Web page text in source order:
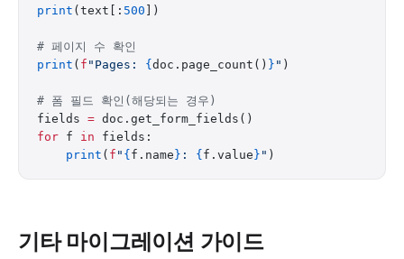
print (text[: 500 ])
# 페이지 수 확인
print ( f "Pages: { doc.page_count() } " )
# 폼 필드 확인(해당되는 경우)
fields = doc.get_form_fields()
for f in fields:
    print
( f " { f.name } : { f.value } " )
기타 마이그레이션 가이드